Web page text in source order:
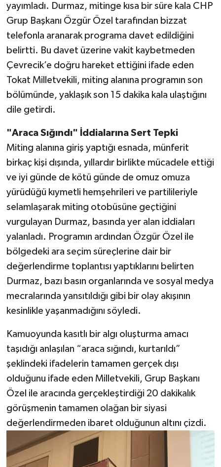
yayımladı. Durmaz, mitinge kısa bir süre kala CHP
Grup Başkanı Özgür Özel tarafından bizzat
telefonla aranarak programa davet edildiğini
belirtti. Bu davet üzerine vakit kaybetmeden
Çevrecik’e doğru hareket ettiğini ifade eden
Tokat Milletvekili, miting alanına programın son
bölümünde, yaklaşık son 15 dakika kala ulaştığını
dile getirdi.
"Araca Sığındı" İddialarına Sert Tepki
Miting alanına giriş yaptığı esnada, münferit
birkaç kişi dışında, yıllardır birlikte mücadele ettiği
ve iyi günde de kötü günde de omuz omuza
yürüdüğü kıymetli hemşehrileri ve partilileriyle
selamlaşarak miting otobüsüne geçtiğini
vurgulayan Durmaz, basında yer alan iddiaları
yalanladı. Programın ardından Özgür Özel ile
bölgedeki ara seçim süreçlerine dair bir
değerlendirme toplantısı yaptıklarını belirten
Durmaz, bazı basın organlarında ve sosyal medya
mecralarında yansıtıldığı gibi bir olay akışının
kesinlikle yaşanmadığını söyledi.
Kamuoyunda kasıtlı bir algı oluşturma amacı
taşıdığı anlaşılan “araca sığındı, kurtarıldı”
şeklindeki ifadelerin tamamen gerçek dışı
olduğunu ifade eden Milletvekili, Grup Başkanı
Özel ile aracında gerçekleştirdiği 20 dakikalık
görüşmenin tamamen olağan bir siyasi
değerlendirmeden ibaret olduğunun altını çizdi.